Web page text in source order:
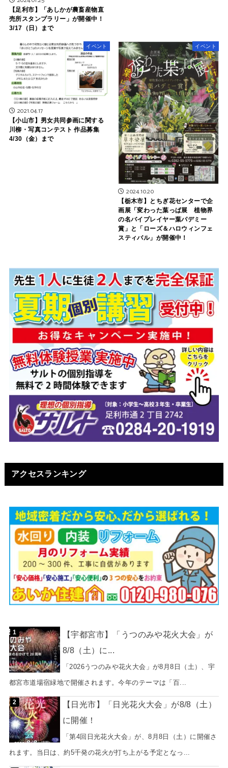
【足利市】「あしかが農畜産物直
売所スタンプラリー」が開催中！
3/17（日）まで
イベント
2021.04.17
【小山市】男女共同参画に関する
川柳・写真コンテスト 作品募集
4/30（金）まで
イベント
2024.10.20
【栃木市】とちぎ花センターで企
画展「変わった葉っぱ展 植物界
の名バイプレイヤー葉パデミー
賞」と「ローズ＆ハロウィンフェ
スティバル」が開催中！
アクセスランキング
【宇都宮市】「うつのみや花火大会」が
8/8（土）に...
「2026うつのみや花火大会」が8月8日（土）、宇
都宮市道場宿緑地で開催されます。今年のテーマは「百...
【日光市】「日光花火大会」が8/8（土）
に開催！
「第4回日光花火大会」が、8月8日（土）に開催さ
れます。当日は、約5千発の花火が打ち上がる予定となっ...